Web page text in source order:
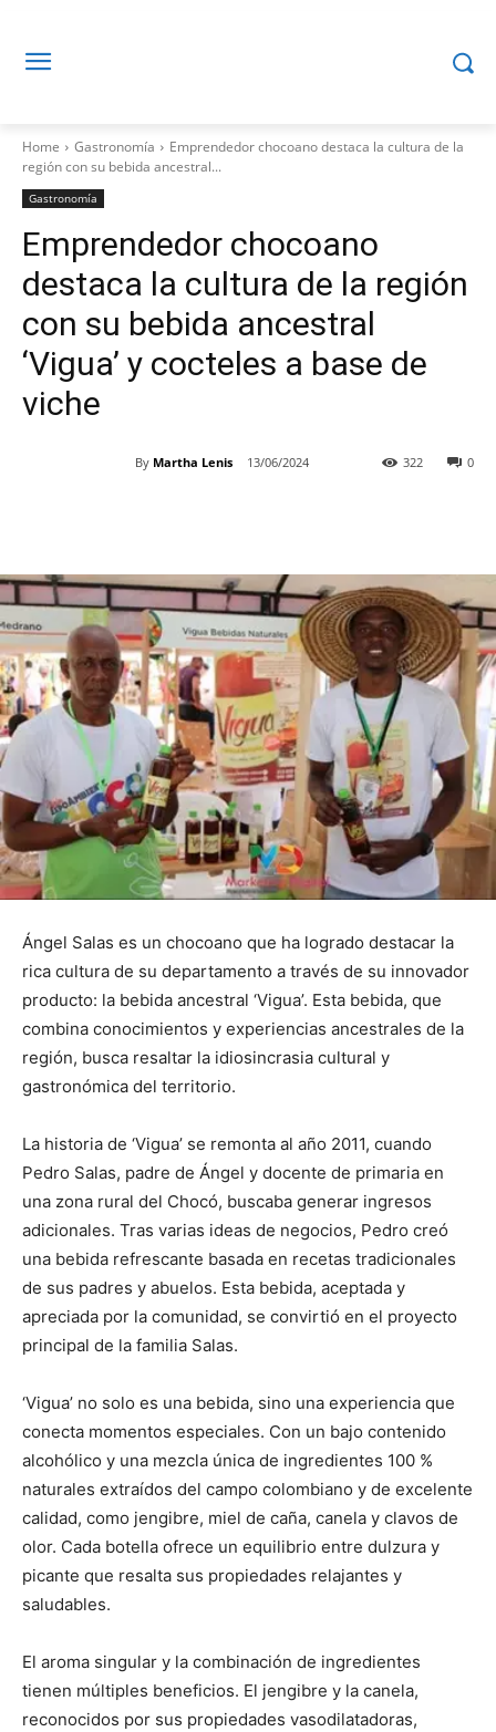
Home Gastronomía
Emprendedor chocoano destaca la cultura de la
región con su bebida ancestral...
Gastronomía
Emprendedor chocoano
destaca la cultura de la región
con su bebida ancestral
‘Vigua’ y cocteles a base de
viche
By Martha Lenis 13/06/2024 0
322
Ángel Salas es un chocoano que ha logrado destacar la
rica cultura de su departamento a través de su innovador
producto: la bebida ancestral ‘Vigua’. Esta bebida, que
combina conocimientos y experiencias ancestrales de la
región, busca resaltar la idiosincrasia cultural y
gastronómica del territorio.
La historia de ‘Vigua’ se remonta al año 2011, cuando
Pedro Salas, padre de Ángel y docente de primaria en
una zona rural del Chocó, buscaba generar ingresos
adicionales. Tras varias ideas de negocios, Pedro creó
una bebida refrescante basada en recetas tradicionales
de sus padres y abuelos. Esta bebida, aceptada y
apreciada por la comunidad, se convirtió en el proyecto
principal de la familia Salas.
‘Vigua’ no solo es una bebida, sino una experiencia que
conecta momentos especiales. Con un bajo contenido
alcohólico y una mezcla única de ingredientes 100 %
naturales extraídos del campo colombiano y de excelente
calidad, como jengibre, miel de caña, canela y clavos de
olor. Cada botella ofrece un equilibrio entre dulzura y
picante que resalta sus propiedades relajantes y
saludables.
El aroma singular y la combinación de ingredientes
tienen múltiples beneficios. El jengibre y la canela,
reconocidos por sus propiedades vasodilatadoras,